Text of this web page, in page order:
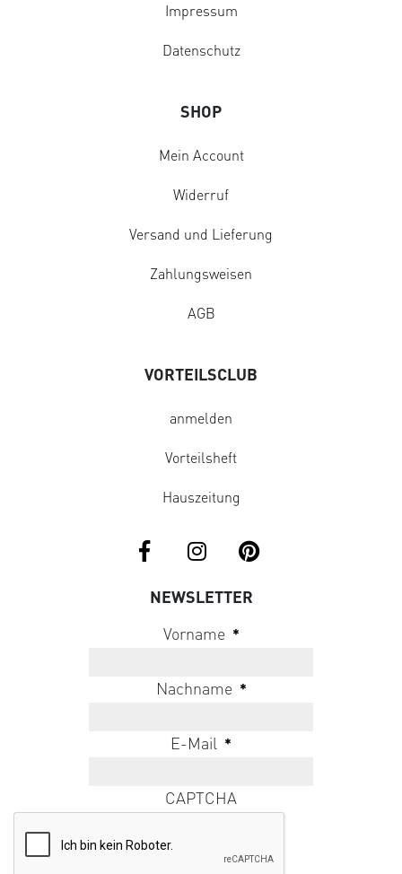
Impressum
Datenschutz
SHOP
Mein Account
Widerruf
Versand und Lieferung
Zahlungsweisen
AGB
VORTEILSCLUB
anmelden
Vorteilsheft
Hauszeitung
NEWSLETTER
Vorname *
Nachname *
E-Mail *
CAPTCHA